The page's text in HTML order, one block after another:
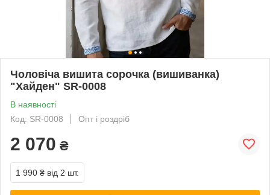
Чоловіча вишита сорочка (вишиванка)
"Хайден" SR-0008
В наявності
Код: SR-0008
Опт і роздріб
2 070 ₴
1 990 ₴ від 2 шт.